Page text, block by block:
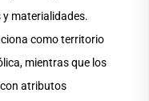
y materialidades.
como territorio
mientras que los
atributos